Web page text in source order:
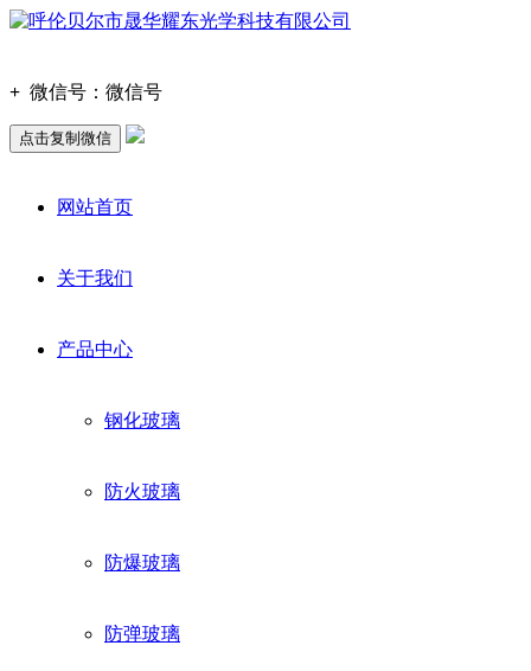
+ 微信号： 微信号
点击复制微信
网站首页
关于我们
产品中心
钢化玻璃
防火玻璃
防爆玻璃
防弹玻璃